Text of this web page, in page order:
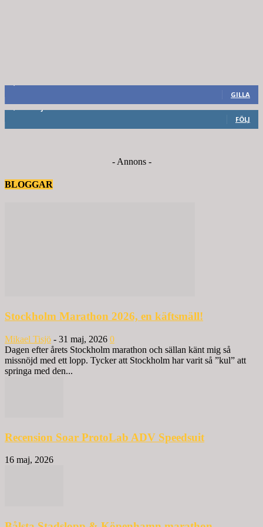
GILLA
FÖLJ
- Annons -
BLOGGAR
Stockholm Marathon 2026, en käftsmäll!
Mikael Tisjö - 31 maj, 2026 0
Dagen efter årets Stockholm marathon och sällan känt mig så
missnöjd med ett lopp. Tycker att Stockholm har varit så ”kul” att
springa med den...
Recension Soar ProtoLab ADV Speedsuit
16 maj, 2026